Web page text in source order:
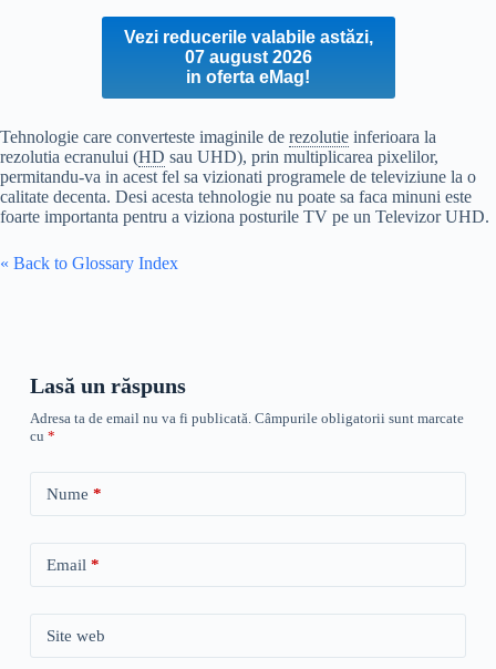
Vezi reducerile valabile astăzi,
07 august 2026
in oferta eMag!
Tehnologie care converteste imaginile de rezolutie inferioara la
rezolutia ecranului (HD sau UHD), prin multiplicarea pixelilor,
permitandu-va in acest fel sa vizionati programele de televiziune la o
calitate decenta. Desi acesta tehnologie nu poate sa faca minuni este
foarte importanta pentru a viziona posturile TV pe un Televizor UHD.
« Back to Glossary Index
Lasă un răspuns
Adresa ta de email nu va fi publicată. Câmpurile obligatorii sunt marcate
cu *
Nume *
Email *
Site web